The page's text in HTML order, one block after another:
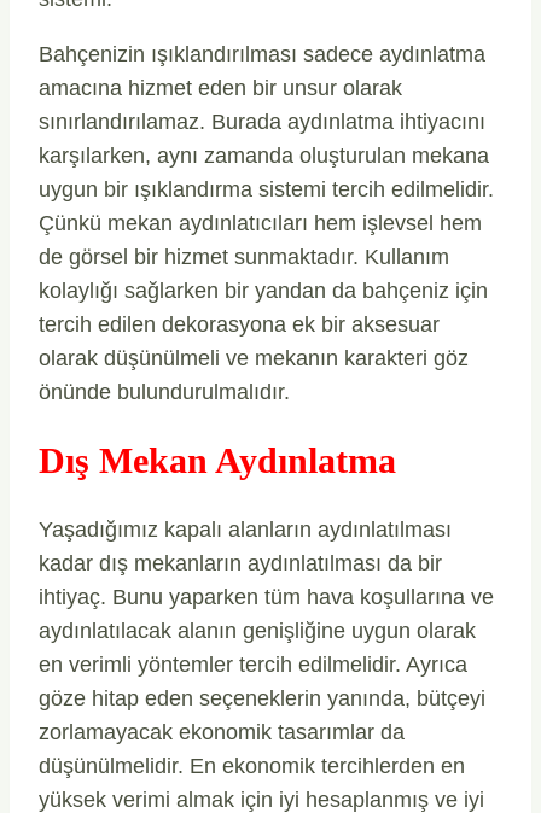
Bahçenizin ışıklandırılması sadece aydınlatma
amacına hizmet eden bir unsur olarak
sınırlandırılamaz. Burada aydınlatma ihtiyacını
karşılarken, aynı zamanda oluşturulan mekana
uygun bir ışıklandırma sistemi tercih edilmelidir.
Çünkü mekan aydınlatıcıları hem işlevsel hem
de görsel bir hizmet sunmaktadır. Kullanım
kolaylığı sağlarken bir yandan da bahçeniz için
tercih edilen dekorasyona ek bir aksesuar
olarak düşünülmeli ve mekanın karakteri göz
önünde bulundurulmalıdır.
Dış Mekan Aydınlatma
Yaşadığımız kapalı alanların aydınlatılması
kadar dış mekanların aydınlatılması da bir
ihtiyaç. Bunu yaparken tüm hava koşullarına ve
aydınlatılacak alanın genişliğine uygun olarak
en verimli yöntemler tercih edilmelidir. Ayrıca
göze hitap eden seçeneklerin yanında, bütçeyi
zorlamayacak ekonomik tasarımlar da
düşünülmelidir. En ekonomik tercihlerden en
yüksek verimi almak için iyi hesaplanmış ve iyi